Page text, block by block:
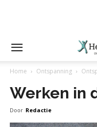
Home Ontspanning
Werken in
Door Redactie